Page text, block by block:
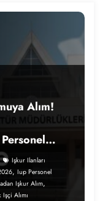
Alım!
Işkur Ilanları
, Iup Personel
Işkur Alım,
Alımı